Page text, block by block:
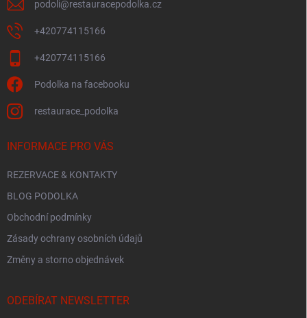
podoli@restauracepodolka.cz
+420774115166
+420774115166
Podolka na facebooku
restaurace_podolka
INFORMACE PRO VÁS
REZERVACE & KONTAKTY
BLOG PODOLKA
Obchodní podmínky
Zásady ochrany osobních údajů
Změny a storno objednávek
ODEBÍRAT NEWSLETTER